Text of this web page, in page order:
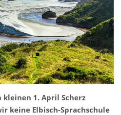
kleinen 1. April Scherz
keine Elbisch-Sprachschule